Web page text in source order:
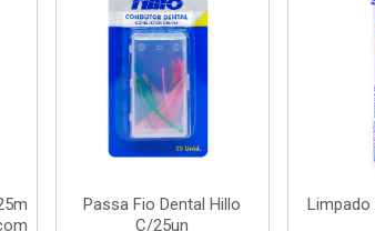
Passa Fio Dental Hillo
C/25un
Limpado